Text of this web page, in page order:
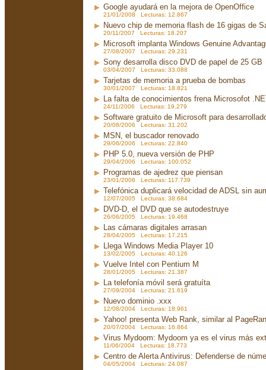
Google ayudará en la mejora de OpenOffice
21/01/2008 Lecturas: 12.867
Nuevo chip de memoria flash de 16 gigas de
20/11/2007 Lecturas: 18.207
Microsoft implanta Windows Genuine
27/08/2007 Lecturas: 29.231
Sony desarrolla disco DVD de papel de 25 GB
03/04/2007 Lecturas: 33.088
Tarjetas de memoria a prueba de bombas
30/01/2007 Lecturas: 18.821
La falta de conocimientos frena Microsofot
24/11/2006 Lecturas: 19.279
Software gratuito de Microsoft para
20/08/2006 Lecturas: 31.202
MSN, el buscador renovado
29/06/2006 Lecturas: 22.840
PHP 5.0, nueva versión de PHP
29/04/2006 Lecturas: 100.052
Programas de ajedrez que piensan
23/01/2006 Lecturas: 117.739
Telefónica duplicará velocidad de ADSL sin
12/07/2005 Lecturas: 38.684
DVD-D, el DVD que se autodestruye
26/06/2005 Lecturas: 19.468
Las cámaras digitales arrasan
28/04/2005 Lecturas: 17.215
Llega Windows Media Player 10
13/02/2005 Lecturas: 40.126
Vuelve Intel con Pentium M
28/01/2005 Lecturas: 21.387
La telefonía móvil será gratuíta
27/09/2004 Lecturas: 21.619
Nuevo dominio .xxx
12/08/2004 Lecturas: 18.961
Yahoo! presenta Web Rank, similar al
20/07/2004 Lecturas: 16.864
Virus Mydoom: Mydoom ya es el virus más
11/06/2004 Lecturas: 18.773
Centro de Alerta Antivirus: Defenderse de
04/05/2004 Lecturas: 24.087